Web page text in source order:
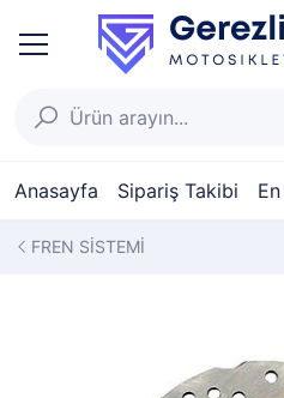
Anasayfa Sipariş Takibi
FREN SİSTEMİ